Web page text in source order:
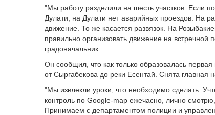
"Мы работу разделили на шесть участков. Если
Дулати, на Дулати нет аварийных проездов. На
движение. То же касается развязок. На
правильно организовать движение на
градоначальник.
Он сообщил, что как только образовалась
от Сыргабекова до реки Есентай. Снята главная
"Мы извлекли уроки, что необходимо сделать.
контроль по Google-map ежечасно, лично
Принимаем с департаментом полиции и